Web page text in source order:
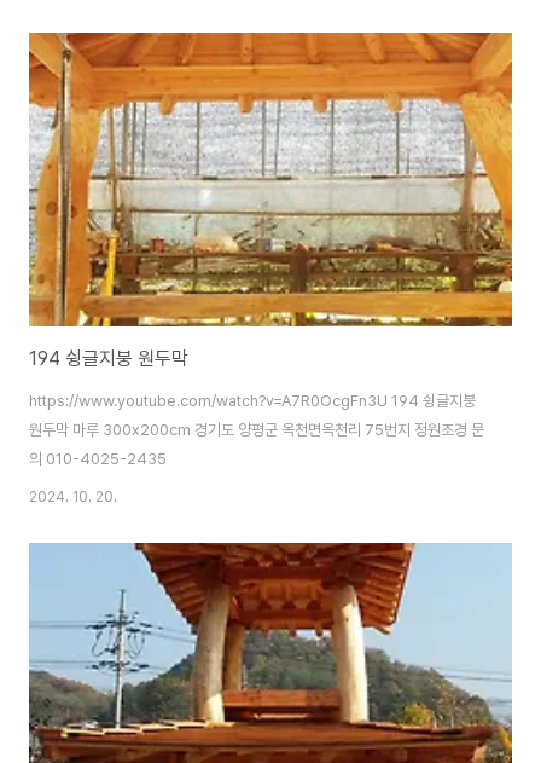
리 75 문의 01040252435 Copyright ⓒ 2007 garden landscape
Co, Ltd. All rights reserved.
194 슁글지붕 원두막
https://www.youtube.com/watch?v=A7R0OcgFn3U 194 슁글지붕
원두막 마루 300x200cm 경기도 양평군 옥천면옥천리 75번지 정원조경 문
의 010-4025-2435
2024. 10. 20.